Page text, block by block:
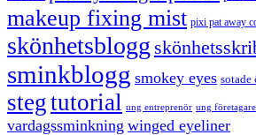
makeup fixing mist pixi pat away
skönhetsblogg
sminkblogg smokey eyes sotade
stegtutorial ung entreprenör ung
vardagssminkning winged eyeliner